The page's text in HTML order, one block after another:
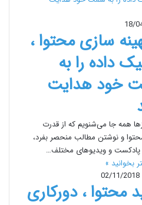
18/
سازی محتوا ،
داده را به
خود هدایت
همه جا می‌شنویم که از قدرت
و نوشتن مطالب منحصر بفرد،
و ویدیوهای مختلف…
بخوانید »
02/11/2018
محتوا ، دورکاری